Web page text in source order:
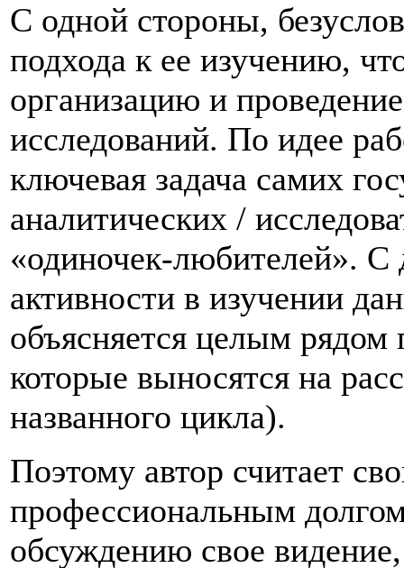
С одной стороны,
подхода к ее изучению,
организацию и
исследований. По идее
ключевая задача самих
аналитических /
«одиночек-любителей». С
активности в изучении
объясняется целым
которые выносятся на
названного цикла).
Поэтому автор считает
профессиональным
обсуждению свое